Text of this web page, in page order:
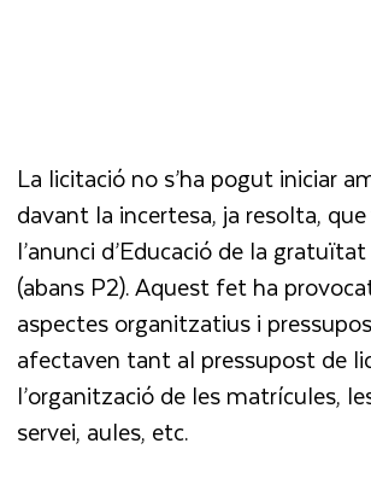
La licitació no s’ha pogut iniciar
davant la incertesa, ja resolta,
l’anunci d’Educació de la
(abans P2). Aquest fet ha
aspectes organitzatius i
afectaven tant al pressupost de
l’organització de les matrícules,
servei, aules, etc.